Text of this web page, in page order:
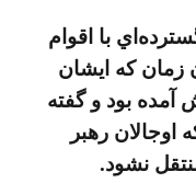
با اقوام
زمان كه ايشان
آمده بود و گفته
رهبر
نشود.